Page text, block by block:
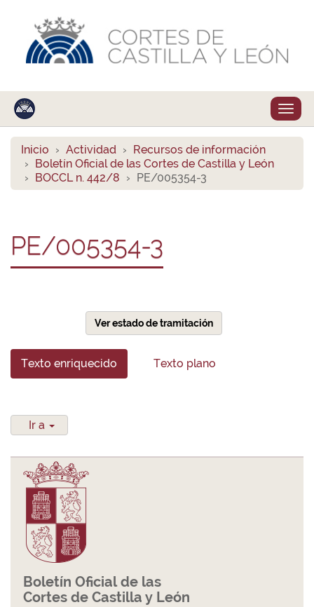
Inicio Actividad
Recursos de información
Boletín Oficial de las Cortes de Castilla y León
BOCCL n. 442/8
PE/005354-3
PE/005354-3
Ver estado de tramitación
Texto enriquecido Texto plano
Ir a
Boletín Oficial de las
Cortes de Castilla y León